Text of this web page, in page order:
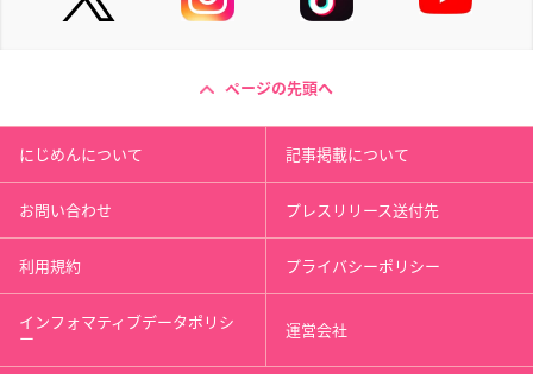
ページの先頭へ
にじめんについて 記事掲載について
お問い合わせ プレスリリース送付先
利用規約 プライバシーポリシー
インフォマティブデータポリシ
ー 運営会社